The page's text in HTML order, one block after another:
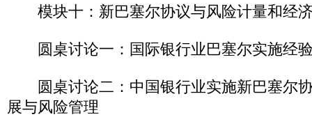
模块十：新巴塞尔协议与风险计量和经
圆桌讨论一：国际银行业巴塞尔实施经
圆桌讨论二：中国银行业实施新巴塞尔
展与风险管理